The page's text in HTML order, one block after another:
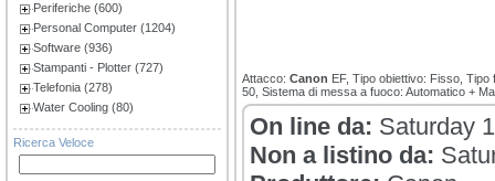
Periferiche (600)
Personal Computer (1204)
Software (936)
Stampanti - Plotter (727)
Telefonia (278)
Water Cooling (80)
Ricerca Veloce
Attacco: Canon EF, Tipo obiettivo: Fisso,
50, Sistema di messa a fuoco: Automatico +
On line da: Saturday
Non a listino da: